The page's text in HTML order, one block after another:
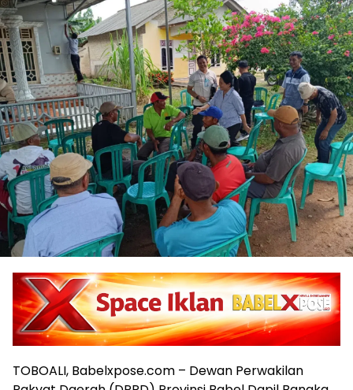
Suthababelxpose
2 Min Baca
18 Mei 2025